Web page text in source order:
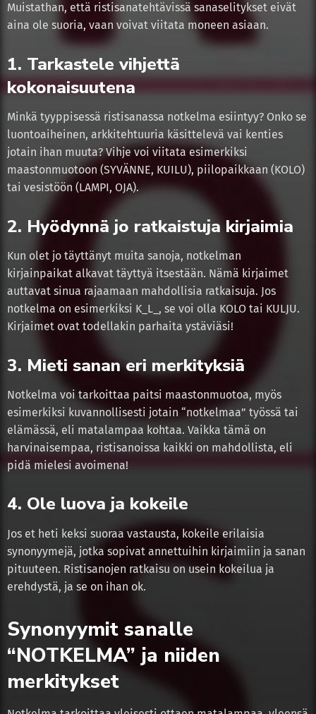
Muistathan, että ristisanatehtävissä sanaselitykset eivät
aina ole suoria, vaan voivat viitata moneen asiaan.
1. Tarkastele vihjettä
kokonaisuutena
Minkä tyyppisessä ristisanassa notkelma esiintyy? Onko se
luontoaiheinen, arkkitehtuuria käsittelevä vai kenties
jotain ihan muuta? Vihje voi viitata esimerkiksi
maastonmuotoon (SYVÄNNE, KUILU), piilopaikkaan (KOLO)
tai vesistöön (LAMPI, OJA).
2. Hyödynnä jo ratkaistuja kirjaimia
Kun olet jo täyttänyt muita sanoja, notkelman
kirjainpaikat alkavat täyttyä itsestään. Nämä kirjaimet
auttavat sinua rajaamaan mahdollisia ratkaisuja. Jos
notkelma on esimerkiksi K_L_, se voi olla KOLO tai KULJU.
Kirjaimet ovat todellakin parhaita ystäviäsi!
3. Mieti sanan eri merkityksiä
Notkelma voi tarkoittaa paitsi maastonmuotoa, myös
esimerkiksi kuvannollisesti jotain “notkelmaa” työssä tai
elämässä, eli matalampaa kohtaa. Vaikka tämä on
harvinaisempaa, ristisanoissa kaikki on mahdollista, eli
pidä mielesi avoimena!
4. Ole luova ja kokeile
Jos et heti keksi suoraa vastausta, kokeile erilaisia
synonyymejä, jotka sopivat annettuihin kirjaimiin ja sanan
pituuteen. Ristisanojen ratkaisu on usein kokeilua ja
erehdystä, ja se on ihan ok.
Synonyymit sanalle
“NOTKELMA” ja niiden
merkitykset